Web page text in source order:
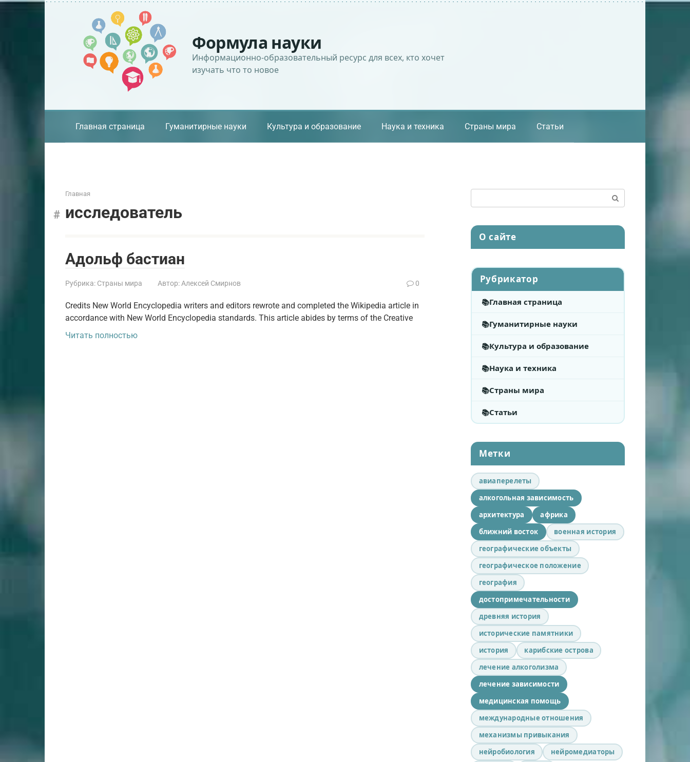
Перейти
Формула науки
Информационно-образовательный ресурс для всех, кто хочет
изучать что то новое
Главная страница Гуманитирные науки Культура и образование Наука и техника Страны мира Статьи
Главная
исследователь
Адольф бастиан
Рубрика: Страны мира Автор: Алексей Смирнов 0
Credits New World Encyclopedia writers and editors rewrote and completed the Wikipedia article in
accordance with New World Encyclopedia standards. This article abides by terms of the Creative
Читать полностью
О сайте
Рубрикатор
Главная страница
Гуманитирные науки
Культура и образование
Наука и техника
Страны мира
Статьи
Метки
авиаперелеты
алкогольная зависимость
архитектура
африка
ближний восток
военная история
географические объекты
географическое положение
география
достопримечательности
древняя история
исторические памятники
история
карибские острова
лечение алкоголизма
лечение зависимости
медицинская помощь
международные отношения
механизмы привыкания
нейробиология
нейромедиаторы